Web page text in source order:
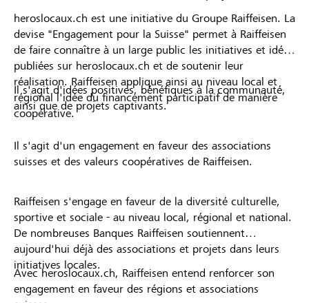
heroslocaux.ch est une initiative du Groupe Raiffeisen. La
devise "Engagement pour la Suisse" permet à Raiffeisen
de faire connaître à un large public les initiatives et idées
publiées sur heroslocaux.ch et de soutenir leur
réalisation. Raiffeisen applique ainsi au niveau local et
régional l'idée du financement participatif de manière
coopérative.
Il s'agit d'idées positives, bénéfiques à la communauté,
ainsi que de projets captivants.
Il s'agit d'un engagement en faveur des associations
suisses et des valeurs coopératives de Raiffeisen.
Raiffeisen s'engage en faveur de la diversité culturelle,
sportive et sociale - au niveau local, régional et national.
De nombreuses Banques Raiffeisen soutiennent
aujourd'hui déjà des associations et projets dans leurs
initiatives locales.
Avec heroslocaux.ch, Raiffeisen entend renforcer son
engagement en faveur des régions et associations